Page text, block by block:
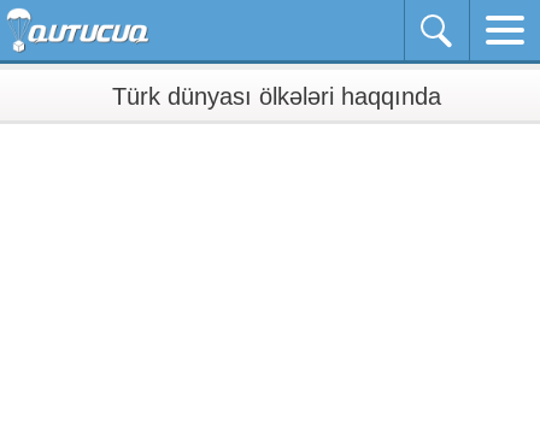
Türk dünyası ölkələri haqqında